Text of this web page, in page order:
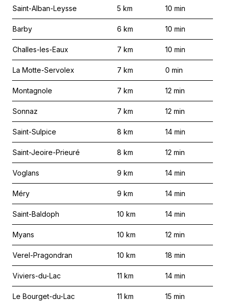
Saint-Alban-Leysse 5 km 10 min
Barby 6 km 10 min
Challes-les-Eaux 7 km 10 min
La Motte-Servolex 7 km 0 min
Montagnole 7 km 12 min
Sonnaz 7 km 12 min
Saint-Sulpice 8 km 14 min
Saint-Jeoire-Prieuré 8 km 12 min
Voglans 9 km 14 min
Méry 9 km 14 min
Saint-Baldoph 10 km 14 min
Myans 10 km 12 min
Verel-Pragondran 10 km 18 min
Viviers-du-Lac 11 km 14 min
Le Bourget-du-Lac 11 km 15 min